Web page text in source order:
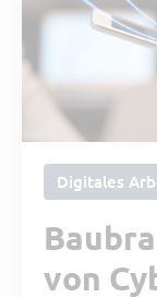
Digitales
von